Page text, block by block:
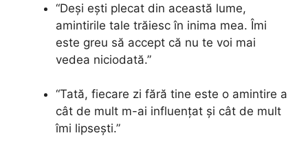
“Deși ești plecat din această lume,
amintirile tale trăiesc în inima mea. Îmi
este greu să accept că nu te voi mai
vedea niciodată.”
“Tată, fiecare zi fără tine este o amintire a
cât de mult m-ai influențat și cât de mult
îmi lipsești.”